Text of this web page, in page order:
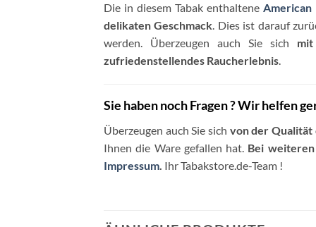
Die in diesem Tabak enthalteneAmerican
delikaten Geschmack. Dies ist darauf
werden. Überzeugen auch Sie sich mit
zufriedenstellendes Raucherlebnis.
Sie haben noch Fragen ? Wir helfen
Überzeugen auch Sie sich von der Qualität
Ihnen die Ware gefallen hat. Bei
Impressum. Ihr Tabakstore.de-Team !